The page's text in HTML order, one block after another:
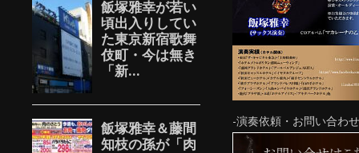
-演奏依頼・お問い合わ